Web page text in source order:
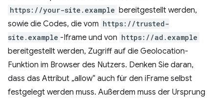
https://your-site.example bereitgestellt werden,
sowie die Codes, die vom https://trusted-
site.example -Iframe und von https://ad.example
bereitgestellt werden, Zugriff auf die Geolocation-
Funktion im Browser des Nutzers. Denken Sie daran,
dass das Attribut „allow“ auch für den iFrame selbst
festgelegt werden muss. Außerdem muss der Ursprung